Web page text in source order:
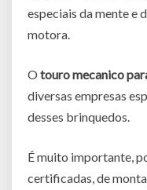
especiais da mente e
motora.
O touro mecanico
diversas empresas
desses brinquedos.
É muito importante,
certificadas, de